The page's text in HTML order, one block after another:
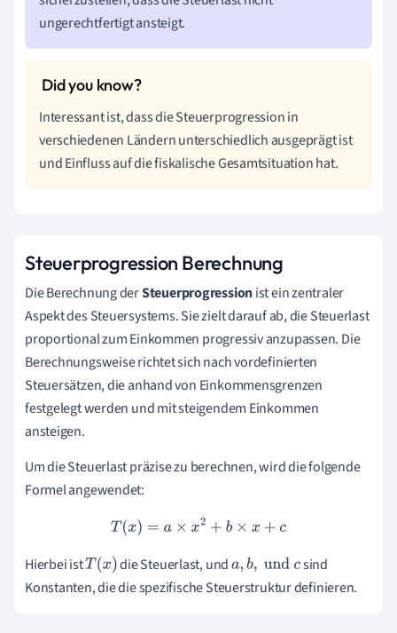
ungerechtfertigt ansteigt.
Interessant ist, dass die Steuerprogression in
verschiedenen Ländern unterschiedlich ausgeprägt ist
und Einfluss auf die fiskalische Gesamtsituation hat.
Steuerprogression Berechnung
Die Berechnung derSteuerprogressionist ein zentraler
Aspekt des Steuersystems. Sie zielt darauf ab, die Steuerlast
proportional zum Einkommen progressiv anzupassen. Die
Berechnungsweise richtet sich nach vordefinierten
Steuersätzen, die anhand von Einkommensgrenzen
festgelegt werden und mit steigendem Einkommen
ansteigen.
Um die Steuerlast präzise zu berechnen, wird die folgende
Formel angewendet:
T( x) =a ×x2 +b×x +c
Hierbei istT(x) die Steuerlast, unda,b,undc
sind
Konstanten, die die spezifische Steuerstruktur definieren.